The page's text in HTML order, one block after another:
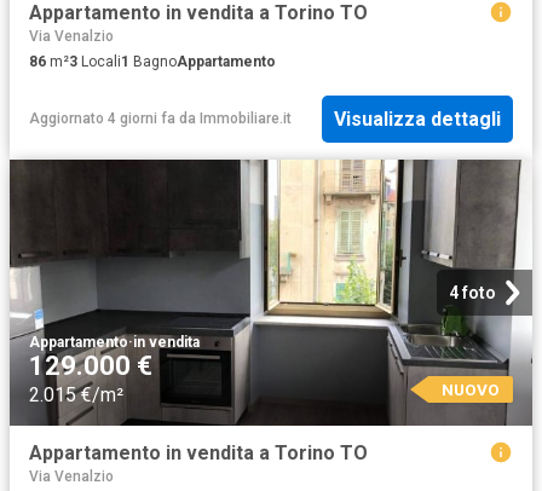
Appartamento in vendita a Torino TO
Via Venalzio
86 m²3 Locali1 BagnoAppartamento
Aggiornato 4 giorni fa da Immobiliare.it Visualizza dettagli
4 foto
Appartamento·in vendita
129.000 €
2.015 €/m² NUOVO
Appartamento in vendita a Torino TO
Via Venalzio